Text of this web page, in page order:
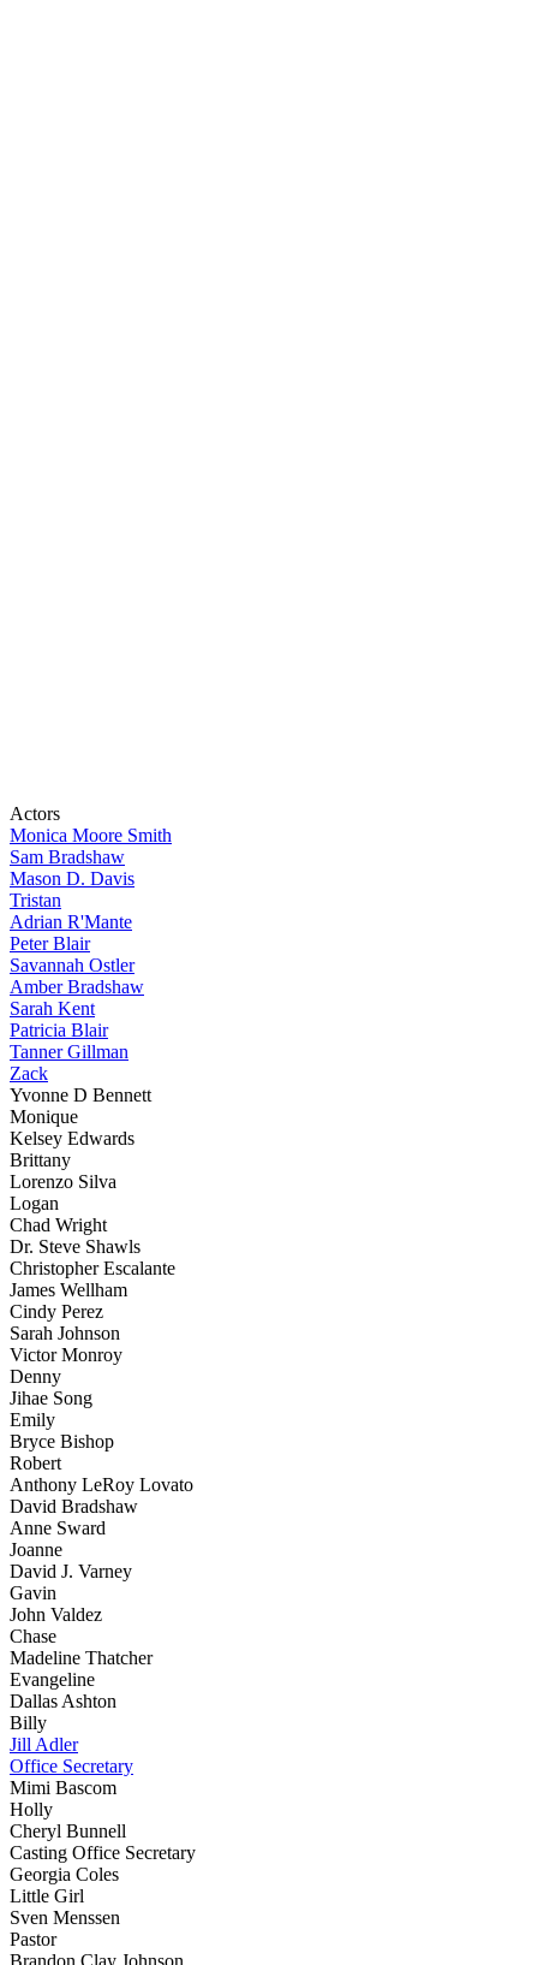
Actors
Monica Moore Smith
Sam Bradshaw
Mason D. Davis
Tristan
Adrian R'Mante
Peter Blair
Savannah Ostler
Amber Bradshaw
Sarah Kent
Patricia Blair
Tanner Gillman
Zack
Yvonne D Bennett
Monique
Kelsey Edwards
Brittany
Lorenzo Silva
Logan
Chad Wright
Dr. Steve Shawls
Christopher Escalante
James Wellham
Cindy Perez
Sarah Johnson
Victor Monroy
Denny
Jihae Song
Emily
Bryce Bishop
Robert
Anthony LeRoy Lovato
David Bradshaw
Anne Sward
Joanne
David J. Varney
Gavin
John Valdez
Chase
Madeline Thatcher
Evangeline
Dallas Ashton
Billy
Jill Adler
Office Secretary
Mimi Bascom
Holly
Cheryl Bunnell
Casting Office Secretary
Georgia Coles
Little Girl
Sven Menssen
Pastor